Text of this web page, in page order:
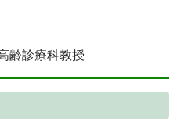
齢診療科教授